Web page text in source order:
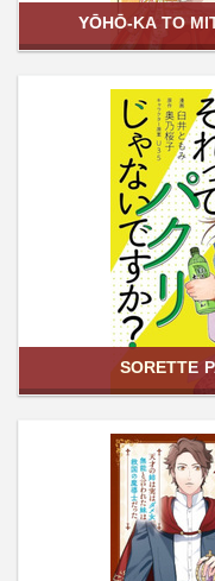
YŌHŌ-KA TO
SORETTE